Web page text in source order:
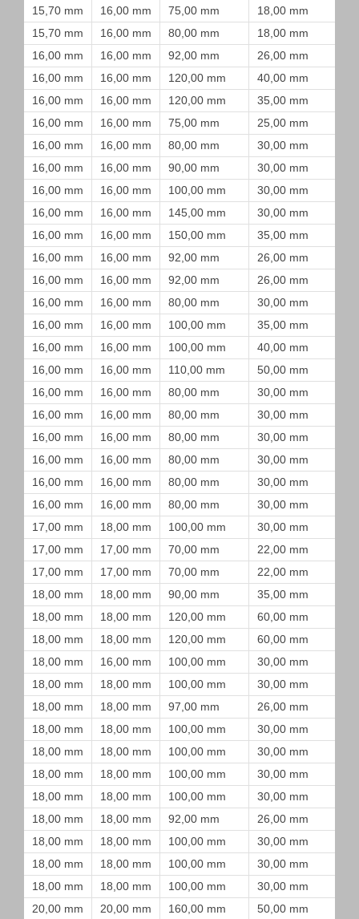
15,70 mm 16,00 mm 75,00 mm
18,00 mm
15,70 mm
16,00 mm 80,00 mm
18,00 mm
16,00 mm
16,00 mm 92,00 mm
26,00 mm
16,00 mm
16,00 mm 120,00 mm
40,00 mm
16,00 mm
16,00 mm 120,00 mm
35,00 mm
16,00 mm
16,00 mm 75,00 mm
25,00 mm
16,00 mm
16,00 mm 80,00 mm
30,00 mm
16,00 mm
16,00 mm 90,00 mm
30,00 mm
16,00 mm
16,00 mm 100,00 mm
30,00 mm
16,00 mm
16,00 mm 145,00 mm
30,00 mm
16,00 mm
16,00 mm 150,00 mm
35,00 mm
16,00 mm
16,00 mm 92,00 mm
26,00 mm
16,00 mm
16,00 mm 92,00 mm
26,00 mm
16,00 mm
16,00 mm 80,00 mm
30,00 mm
16,00 mm
16,00 mm 100,00 mm
35,00 mm
16,00 mm
16,00 mm 100,00 mm
40,00 mm
16,00 mm
16,00 mm 110,00 mm
50,00 mm
16,00 mm
16,00 mm 80,00 mm
30,00 mm
16,00 mm
16,00 mm 80,00 mm
30,00 mm
16,00 mm
16,00 mm 80,00 mm
30,00 mm
16,00 mm
16,00 mm 80,00 mm
30,00 mm
16,00 mm
16,00 mm 80,00 mm
30,00 mm
16,00 mm
16,00 mm 80,00 mm
30,00 mm
17,00 mm
18,00 mm 100,00 mm
30,00 mm
17,00 mm
17,00 mm 70,00 mm
22,00 mm
17,00 mm
17,00 mm 70,00 mm
22,00 mm
18,00 mm
18,00 mm 90,00 mm
35,00 mm
18,00 mm
18,00 mm 120,00 mm
60,00 mm
18,00 mm
18,00 mm 120,00 mm
60,00 mm
18,00 mm
16,00 mm 100,00 mm
30,00 mm
18,00 mm
18,00 mm 100,00 mm
30,00 mm
18,00 mm
18,00 mm 97,00 mm
26,00 mm
18,00 mm
18,00 mm 100,00 mm
30,00 mm
18,00 mm
18,00 mm 100,00 mm
30,00 mm
18,00 mm
18,00 mm 100,00 mm
30,00 mm
18,00 mm
18,00 mm 100,00 mm
30,00 mm
18,00 mm
18,00 mm 92,00 mm
26,00 mm
18,00 mm
18,00 mm 100,00 mm
30,00 mm
18,00 mm
18,00 mm 100,00 mm
30,00 mm
18,00 mm
18,00 mm 100,00 mm
30,00 mm
20,00 mm
20,00 mm 160,00 mm
50,00 mm